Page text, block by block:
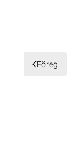
Föreg